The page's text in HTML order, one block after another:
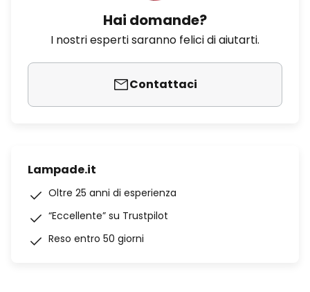
Hai domande?
I nostri esperti saranno felici di aiutarti.
Contattaci
Lampade.it
Oltre 25 anni di esperienza
“Eccellente” su Trustpilot
Reso entro 50 giorni